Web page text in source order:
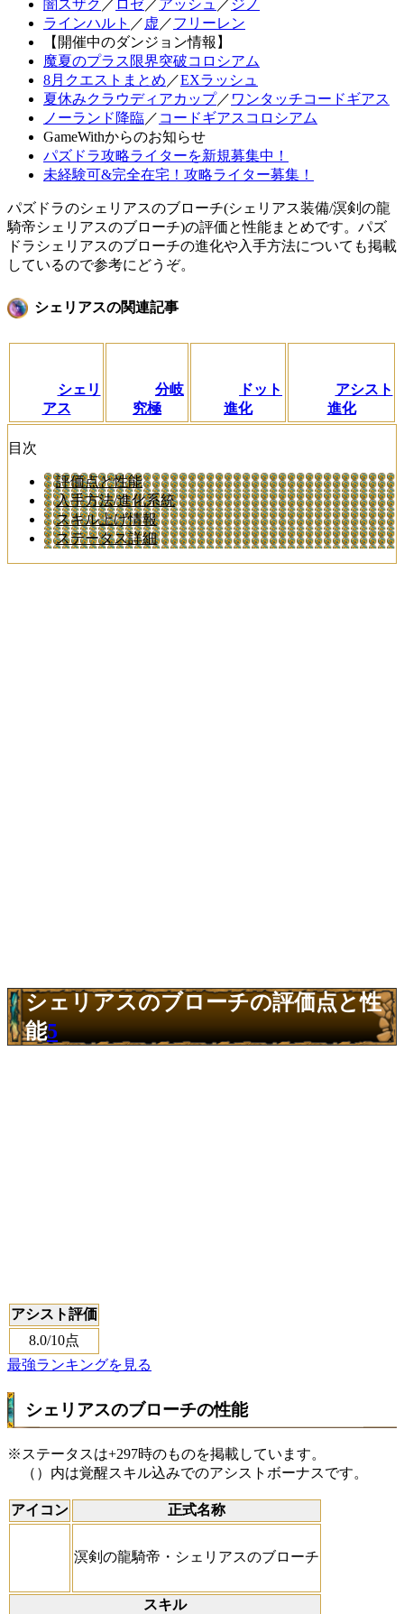
闇スザク ／ ロゼ／アッシュ ／ ジノ
ラインハルト ／ 虚 ／フリーレン
【開催中のダンジョン情報】
魔夏のプラス限界突破コロシアム
8月クエストまとめ ／EXラッシュ
夏休みクラウディアカップ／ ワンタッチコードギアス
ノーランド降臨／ コードギアスコロシアム
GameWithからのお知らせ
パズドラ攻略ライターを新規募集中！
未経験可&完全在宅！攻略ライター募集！
パズドラのシェリアスのブローチ(シェリアス装備/溟剣の龍
騎帝シェリアスのブローチ)の評価と性能まとめです。パズ
ドラシェリアスのブローチの進化や入手方法についても掲載
しているので参考にどうぞ。
シェリアスの関連記事
シェリ
アス
分岐
究極
ドット
進化
アシスト
進化
目次
評価点と性能
入手方法/進化系統
スキル上げ情報
ステータス詳細
シェリアスのブローチの評価点と性
能5
アシスト評価
8.0/10点
最強ランキングを見る
シェリアスのブローチの性能
※ステータスは+297時のものを掲載しています。
（）内は覚醒スキル込みでのアシストボーナスです。
アイコン 正式名称
溟剣の龍騎帝・シェリアスのブローチ
スキル